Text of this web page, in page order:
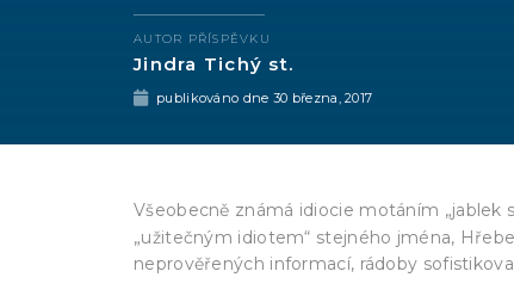
AUTOR PŘÍSPĚVKU
Jindra Tichý st.
publikováno dne 30 března, 2017
Všeobecně známá idiocie motáním „jablek
„užitečným idiotem“ stejného jména,
neprověřených informací, rádoby